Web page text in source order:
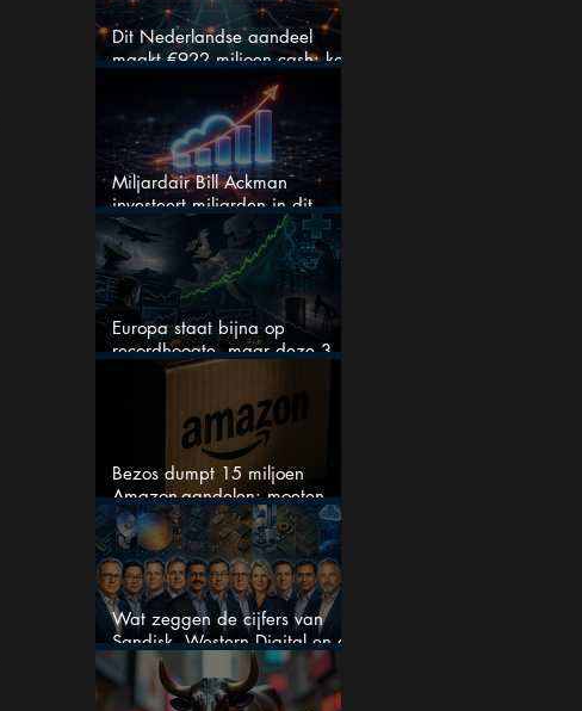
Dit Nederlandse aandeel
maakt €922 miljoen cash: kan
dit dividendaandeel blijven
Miljardair Bill Ackman
investeert miljarden in dit
techaandeel
Europa staat bijna op
recordhoogte, maar deze 3
sectoren vallen nu op
Bezos dumpt 15 miljoen
Amazon-aandelen: moeten
beleggers zich zorgen maken?
Wat zeggen de cijfers van
Sandisk, Western Digital en de
AI-Infrastructuur aandelen mij
werkelijk